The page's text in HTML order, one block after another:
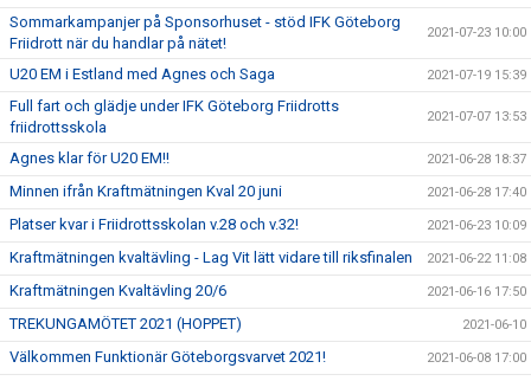
Sommarkampanjer på Sponsorhuset - stöd IFK Göteborg
Friidrott när du handlar på nätet!
2021-07-23 10:00
U20 EM i Estland med Agnes och Saga 2021-07-19 15:39
Full fart och glädje under IFK Göteborg Friidrotts
friidrottsskola
2021-07-07 13:53
Agnes klar för U20 EM!! 2021-06-28 18:37
Minnen ifrån Kraftmätningen Kval 20 juni 2021-06-28 17:40
Platser kvar i Friidrottsskolan v.28 och v.32! 2021-06-23 10:09
Kraftmätningen kvaltävling - Lag Vit lätt vidare till riksfinalen 2021-06-22 11:08
Kraftmätningen Kvaltävling 20/6 2021-06-16 17:50
TREKUNGAMÖTET 2021 (HOPPET) 2021-06-10
Välkommen Funktionär Göteborgsvarvet 2021! 2021-06-08 17:00